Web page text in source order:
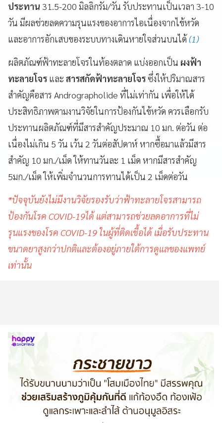
ประทาน 31.5-200 มิลลิกรัม/วัน รับประทานเป็นเวลา 3-10
วัน มีผลช่วยลดความรุนแรงของอาการไอเนื่องจากไข้หวัด
และอาการอักเสบของระบบทางเดินหายใจส่วนบนได้(1)
ผลิตภัณฑ์ฟ้าทะลายโจรในท้องตลาด แบ่งออกเป็น ผงฟ้า
ทะลายโจร และ สารสกัดฟ้าทะลายโจรซึ่งให้ปริมาณสาร
สำคัญคือสาร Andrographolide ที่ไม่เท่ากัน เพื่อให้ได้
ประสิทธิภาพตามงานวิจัยในการป้องกันไข้หวัด ควรเลือกรับ
ประทานผลิตภัณฑ์ที่มีสารสำคัญประมาณ 10 มก. ต่อวัน ต่อ
เนื่องไม่เกิน 5 วัน เว้น 2 วันต่อสัปดาห์ หากซื้อมาแล้วมีสาร
สำคัญ 10 มก./เม็ด ให้ทานวันละ 1 เม็ด หากมีสารสำคัญ
5มก./เม็ด ให้เพิ่มจำนวนการทานได้เป็น 2 เม็ดต่อวัน
*ปัจจุบันยังไม่มีงานวิจัยรองรับว่าฟ้าทะลายโจรสามารถ
ป้องกันโรค COVID-19ได้ แต่สามารถช่วยลดอาการที่ไม่
รุนแรงของโรค COVID-19 ในผู้ที่ติดเชื้อได้ เมื่อรับประทาน
ขนาดยาสูงกว่าปกติและต้องอยู่ภายใต้การดูแลของแพทย์
เท่านั้น